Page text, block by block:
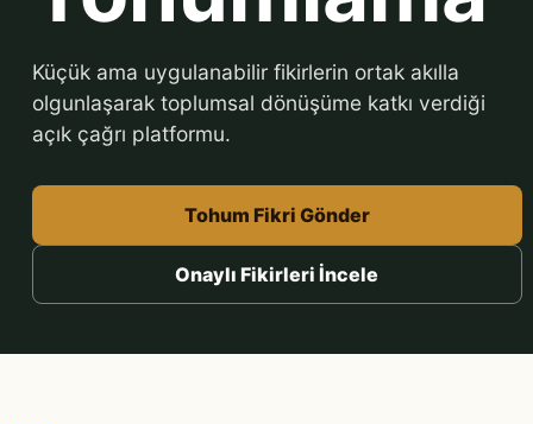
Küçük ama uygulanabilir fikirlerin ortak akılla
olgunlaşarak toplumsal dönüşüme katkı verdiği
açık çağrı platformu.
Tohum Fikri Gönder
Onaylı Fikirleri İncele